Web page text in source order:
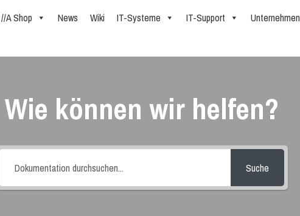
//A Shop News Wiki IT-Systeme IT-Support Unternehmen
Wie können wir helfen?
Suche